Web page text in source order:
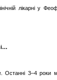
лікарні у
Останні 3–4 роки